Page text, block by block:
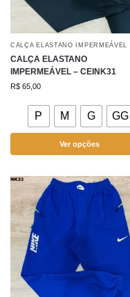
CALÇA ELASTANO IMPERMEÁVEL
CALÇA ELASTANO
IMPERMEÁVEL – CEINK31
R$ 65,00
P M G GG
Ver opções